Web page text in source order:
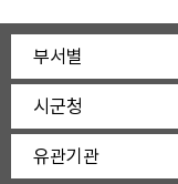
부서별
시군청
유관기관